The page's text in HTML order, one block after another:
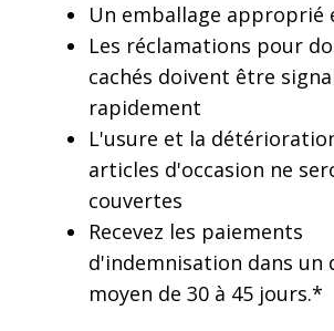
Un emballage approprié
Les réclamations pour
cachés doivent être
rapidement
L'usure et la
articles d'occasion ne
couvertes
Recevez les paiements
d'indemnisation dans un
moyen de 30 à 45 jours.*